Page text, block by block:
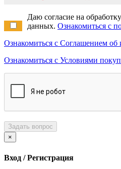
Даю согласие на
данных. Ознакомиться с
Ознакомиться с Соглашением об
Ознакомиться с Условиями
Задать вопрос
×
Вход / Регистрация